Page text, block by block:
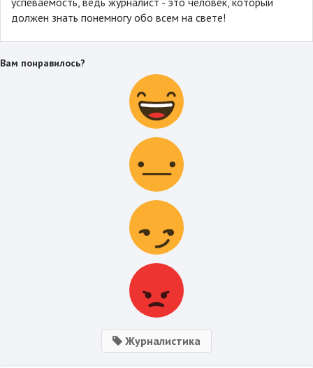
должен знать понемногу обо всем на свете!
Вам понравилось?
Журналистика